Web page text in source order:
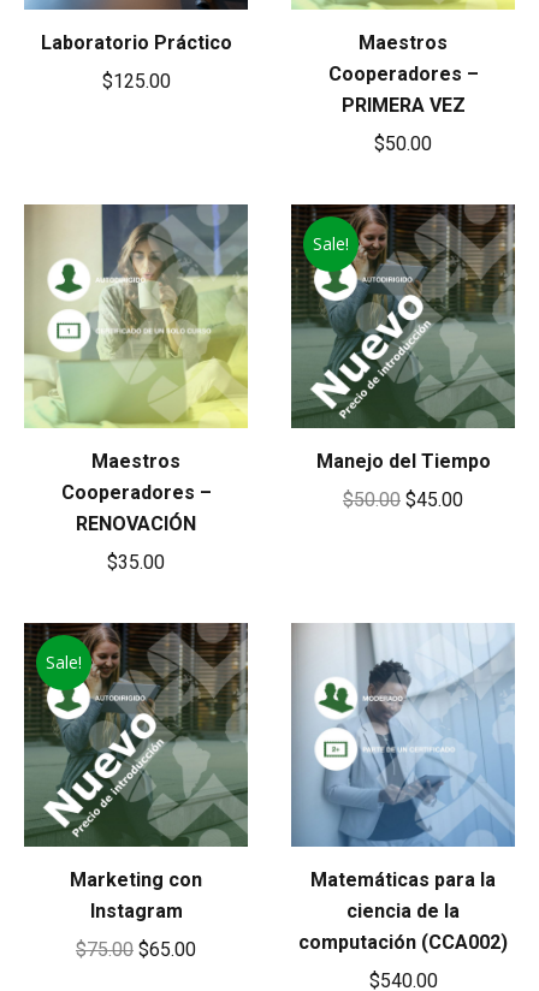
Laboratorio Práctico
$125.00
Maestros
Cooperadores –
PRIMERA VEZ
$50.00
Maestros
Cooperadores –
RENOVACIÓN
$35.00
Sale!
Manejo del Tiempo
$50.00 Original
$45.00Current
Sale!
Marketing con
Instagram
$75.00 Original
$65.00Current
Matemáticas para la
ciencia de la
computación (CCA002)
$540.00